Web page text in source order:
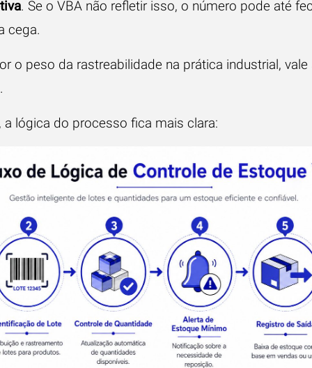
. Se o VBA não refletir isso, o número pode até
cega.
o peso da rastreabilidade na prática industrial,
.
a lógica do processo fica mais clara: